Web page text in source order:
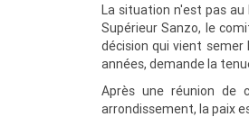
La situation n'est pas
Supérieur Sanzo, le
décision qui vient
années, demande la
Après une réunion de
arrondissement, la paix
une formation